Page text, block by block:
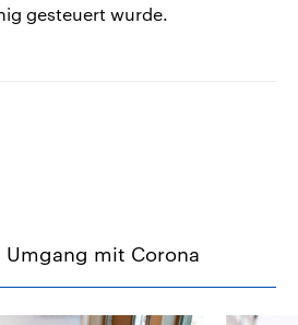
gesteuert wurde.
Umgang mit Corona